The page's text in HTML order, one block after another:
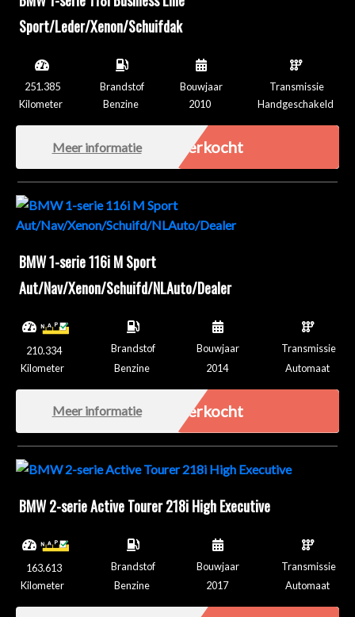
Sport/Leder/Xenon/Schuifdak
251.385
Kilometer
Brandstof
Benzine
Bouwjaar
2010
Transmissie
Handgeschakeld
Meer informatie Verkocht
BMW 1-serie 116i M Sport
Aut/Nav/Xenon/Schuifd/NLAuto/Dealer
210.334
Kilometer
Brandstof
Benzine
Bouwjaar
2014
Transmissie
Automaat
Meer informatie Verkocht
BMW 2-serie Active Tourer 218i High Executive
163.613
Kilometer
Brandstof
Benzine
Bouwjaar
2017
Transmissie
Automaat